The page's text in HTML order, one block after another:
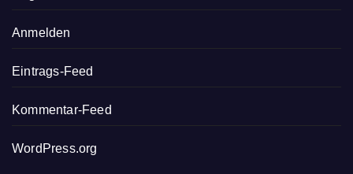
Registrieren
Anmelden
Eintrags-Feed
Kommentar-Feed